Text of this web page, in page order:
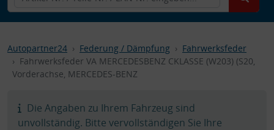
Autopartner24 Federung / Dämpfung
Fahrwerksfeder
Fahrwerksfeder VA MERCEDESBENZ CKLASSE (W203) (S20,
Vorderachse, MERCEDES-BENZ
Die Angaben zu Ihrem Fahrzeug sind
unvollständig. Bitte vervollständigen Sie Ihre